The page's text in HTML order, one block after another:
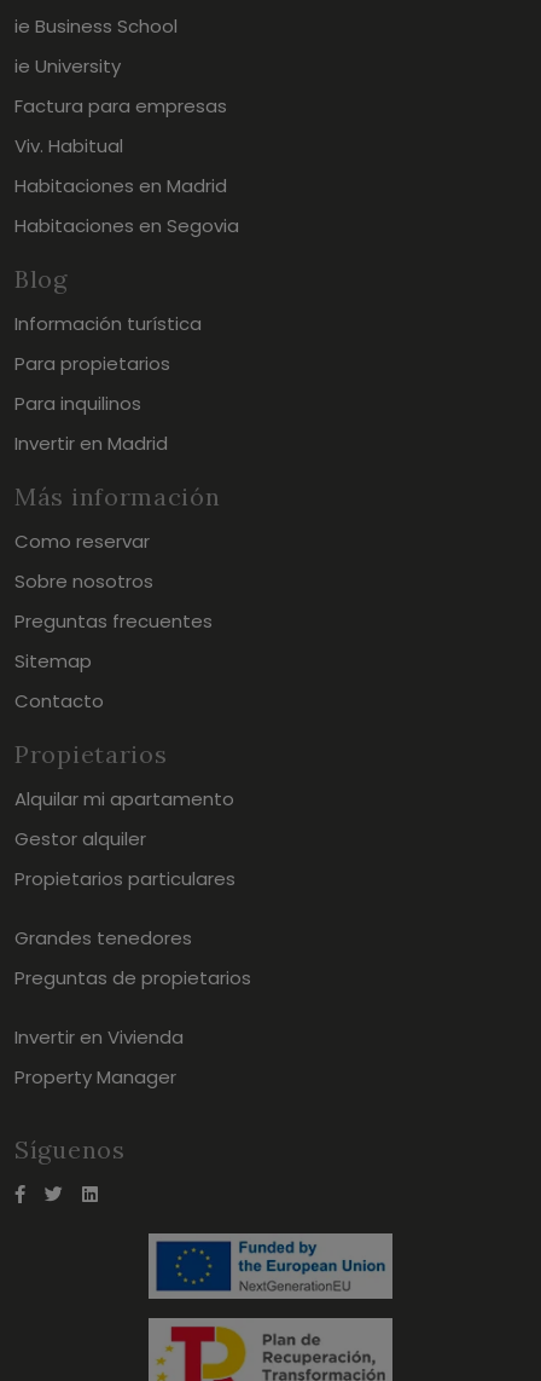
ie Business School
ie University
Factura para empresas
Viv. Habitual
Habitaciones en Madrid
Habitaciones en Segovia
Blog
Información turística
Para propietarios
Para inquilinos
Invertir en Madrid
Más información
Como reservar
Sobre nosotros
Preguntas frecuentes
Sitemap
Contacto
Propietarios
Alquilar mi apartamento
Gestor alquiler
Propietarios particulares
Grandes tenedores
Preguntas de propietarios
Invertir en Vivienda
Property Manager
Síguenos